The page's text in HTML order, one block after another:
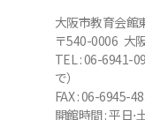
大阪市教育会館
〒540-0006 大
TEL : 06-6941-
で）
FAX : 06-6945-
開館時間 : 平日⋅